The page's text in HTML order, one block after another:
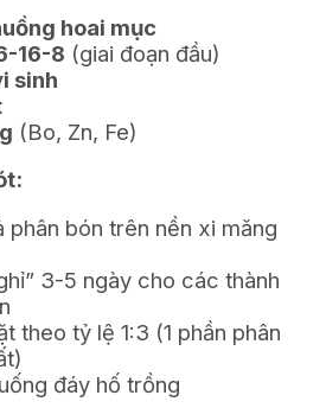
hoai mục
16-8 (giai đoạn đầu)
sinh
(Bo, Zn, Fe)
phân bón trên nền xi măng
3-5 ngày cho các thành
theo tỷ lệ 1:3 (1 phần phân
đáy hố trồng